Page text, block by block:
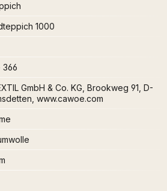
1000
366
GmbH & Co. KG, Brookweg 91, D-
www.cawoe.com